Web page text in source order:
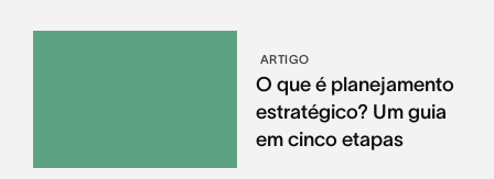
ARTIGO
O que é planejamento
estratégico? Um guia
em cinco etapas